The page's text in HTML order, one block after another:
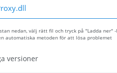
nedan, välj rätt fil och tryck på "Ladda ner"
automatiska metoden för att lösa problemet
versioner